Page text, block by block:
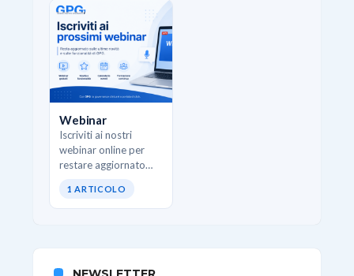
usarla correttamente
senza teoria inutile.
Ideali quando…
Webinar
Iscriviti ai nostri
webinar online per
restare aggiornato
sulle funzionalità di
GPG.
1 ARTICOLO